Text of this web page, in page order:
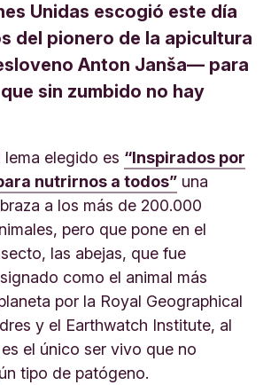
Unidas escogió este día
del pionero de la apicultura
Anton Janša— para
sin zumbido no hay
lema elegido es “Inspirados por
nutrirnos a todos” una
a los más de 200.000
pero que pone en el
las abejas, que fue
como el animal más
por la Royal Geographical
y el Earthwatch Institute, al
el único ser vivo que no
tipo de patógeno.